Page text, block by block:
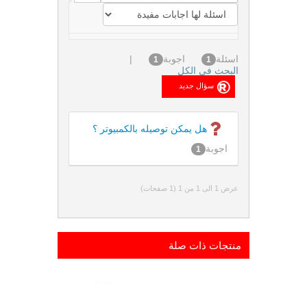
اسئلة 1 اجوبة 1
|
البحث فى الكل
هل يمكن توصيله بالكمبيوتر ؟
اجوبة 1
عرض 1 الى 1 من 1 (1 صفحات)
منتجات ذات صلة